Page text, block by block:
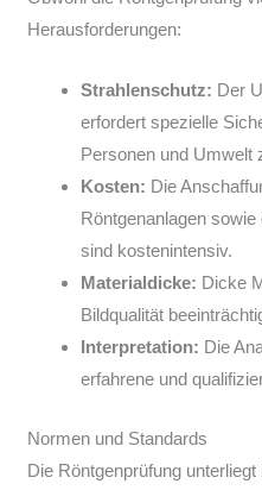
Herausforderungen:
Strahlenschutz: Der
erfordert spezielle
Personen und Umwelt
Kosten: Die
Röntgenanlagen
sind kostenintensiv.
Materialdicke: Dicke
Bildqualität
Interpretation: Die
erfahrene und
Normen und Standards
Die Röntgenprüfung